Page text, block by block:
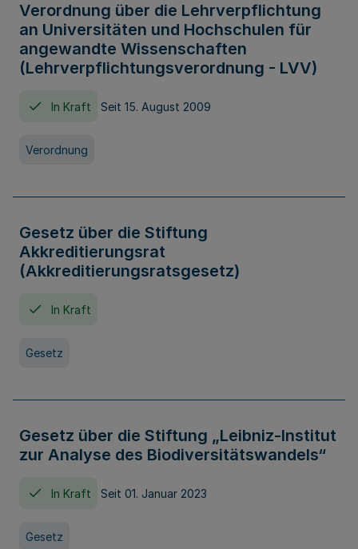
Verordnung über die Lehrverpflichtung
an Universitäten und Hochschulen für
angewandte Wissenschaften
(Lehrverpflichtungsverordnung - LVV)
In Kraft Seit 15. August 2009
Verordnung
Gesetz über die Stiftung
Akkreditierungsrat
(Akkreditierungsratsgesetz)
In Kraft
Gesetz
Gesetz über die Stiftung „Leibniz-Institut
zur Analyse des Biodiversitätswandels“
In Kraft Seit 01. Januar 2023
Gesetz